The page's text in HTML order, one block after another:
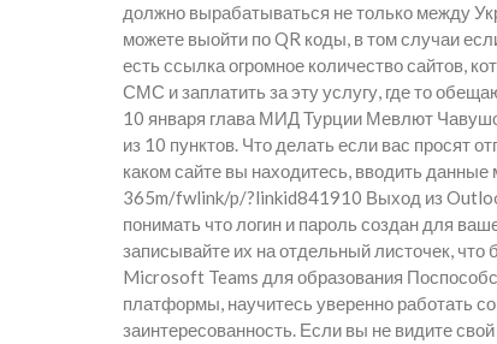
должно вырабатываться не только между
можете выойти по QR коды, в том случаи
есть ссылка огромное количество сайтов,
СМС и заплатить за эту услугу, где то
10 января глава МИД Турции Мевлют
из 10 пунктов. Что делать если вас просят
каком сайте вы находитесь, вводить
365m/fwlink/p/?linkid841910 Выход из
понимать что логин и пароль создан для
записывайте их на отдельный листочек,
Microsoft Teams для образования
платформы, научитесь уверенно работать
заинтересованность. Если вы не видите